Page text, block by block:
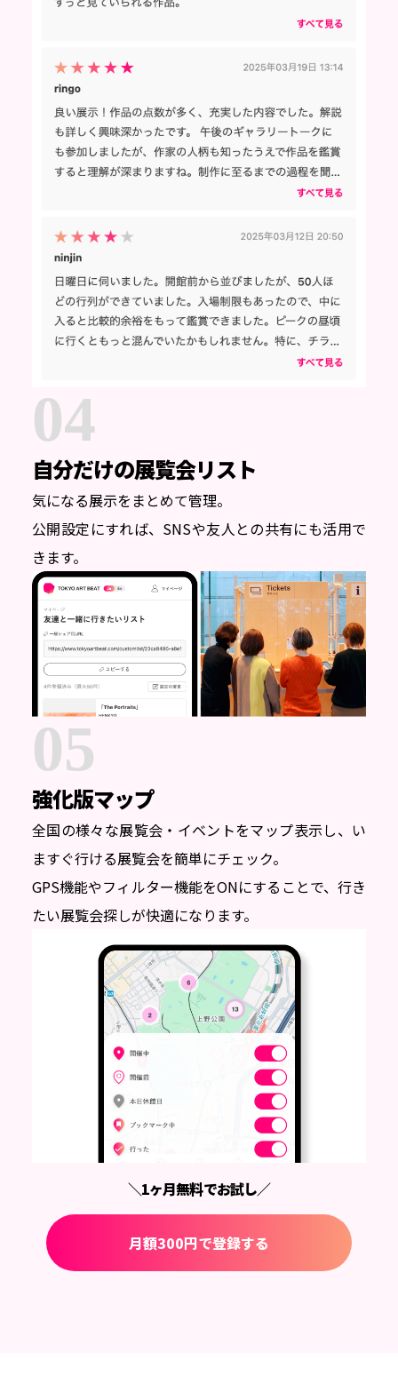
04
自分だけの展覧会リスト
気になる展示をまとめて管理。
公開設定にすれば、SNSや友人との共有にも活用で
きます。
05
強化版マップ
全国の様々な展覧会・イベントをマップ表示し、い
ますぐ行ける展覧会を簡単にチェック。
GPS機能やフィルター機能をONにすることで、行き
たい展覧会探しが快適になります。
＼1ヶ月無料でお試し／
月額300円で登録する